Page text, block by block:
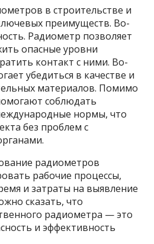
в строительстве и
преимуществ. Во-
Радиометр позволяет
опасные уровни
контакт с ними. Во-
убедиться в качестве и
материалов. Помимо
соблюдать
нормы, что
без проблем с
радиометров
рабочие процессы,
и затраты на выявление
сказать, что
радиометра — это
и эффективность